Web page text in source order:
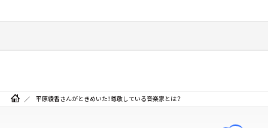
平原綾香さんがときめいた！尊敬している音楽家とは？